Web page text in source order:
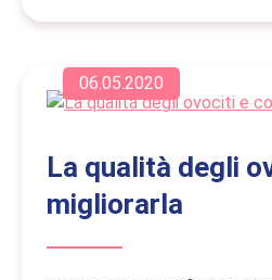
06.05.2020
La qualità degli
migliorarla